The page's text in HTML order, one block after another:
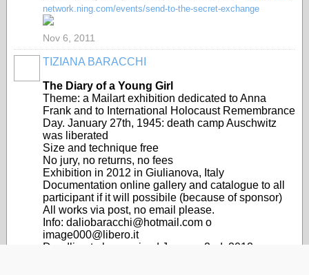
network.ning.com/events/send-to-the-secret-exchange
Nov 6, 2011
TIZIANA BARACCHI
The Diary of a Young Girl
Theme: a Mailart exhibition dedicated to Anna
Frank and to International Holocaust Remembrance
Day. January 27th, 1945: death camp Auschwitz
was liberated
Size and technique free
No jury, no returns, no fees
Exhibition in 2012 in Giulianova, Italy
Documentation online gallery and catalogue to all
participant if it will possibile (because of sponsor)
All works via post, no email please.
Info: daliobaracchi@hotmail.com o
image000@libero.it
Deadline to be received January 2nd, 2012